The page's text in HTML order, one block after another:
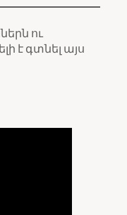
ու
է գտնել այս